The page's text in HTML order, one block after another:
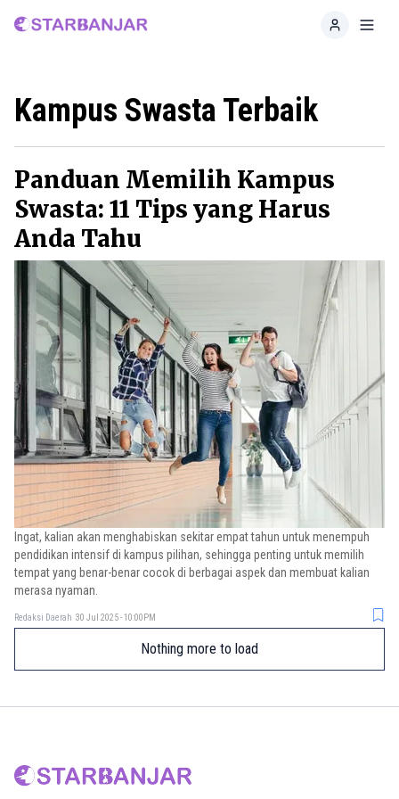
Home
Kampus Swasta Terbaik
Panduan Memilih Kampus
Swasta: 11 Tips yang Harus
Anda Tahu
Ingat, kalian akan menghabiskan sekitar empat tahun untuk menempuh
pendidikan intensif di kampus pilihan, sehingga penting untuk memilih
tempat yang benar-benar cocok di berbagai aspek dan membuat kalian
merasa nyaman.
Redaksi Daerah 30 Jul 2025 - 10:00PM
Nothing more to load